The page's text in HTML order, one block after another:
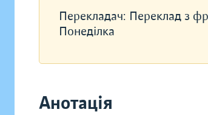
Перекладач: Переклад з
Понеділка
Анотація